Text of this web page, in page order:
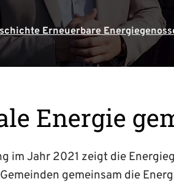
Erneuerbare
Energie
im Jahr 2021 zeigt die
gemeinsam die